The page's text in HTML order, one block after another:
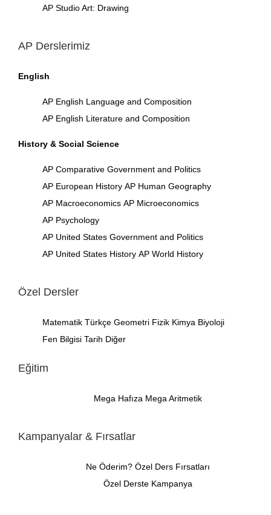
AP Studio Art: Drawing
AP Derslerimiz
English
AP English Language and Composition
AP English Literature and Composition
History & Social Science
AP Comparative Government and Politics
AP European History AP Human Geography
AP Macroeconomics AP Microeconomics
AP Psychology
AP United States Government and Politics
AP United States History AP World History
Özel Dersler
Matematik Türkçe Geometri Fizik Kimya Biyoloji
Fen Bilgisi Tarih Diğer
Eğitim
Mega Hafıza Mega Aritmetik
Kampanyalar & Fırsatlar
Ne Öderim? Özel Ders Fırsatları
Özel Derste Kampanya